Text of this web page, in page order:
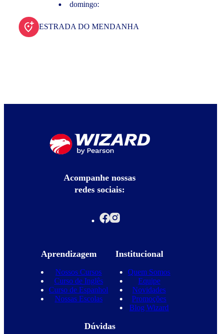
domingo:
ESTRADA DO MENDANHA
Acompanhe nossas
redes sociais:
Aprendizagem
Nossos Cursos
Curso de Inglês
Curso de Espanhol
Nossas Escolas
Institucional
Quem Somos
Equipe
Novidades
Promoções
Blog Wizard
Dúvidas